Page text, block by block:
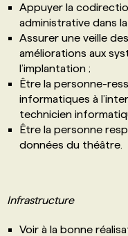
Appuyer la
administrative dans
Assurer une veille
améliorations aux
l’implantation ;
Être la personne-
informatiques à
technicien
Être la personne
données du théâtre.
Infrastructure
Voir à la bonne